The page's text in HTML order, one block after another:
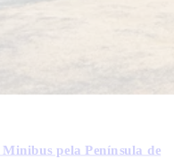
pela Península de